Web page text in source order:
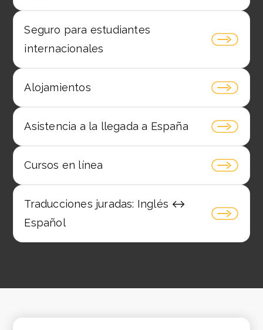
Seguro para estudiantes
internacionales
Alojamientos
Asistencia a la llegada a España
Cursos en línea
Traducciones juradas: Inglés ↔️
Español